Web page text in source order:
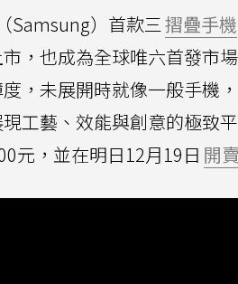
（Samsung）首款三摺疊手機
，也成為全球唯六首發市
，未展開時就像一般手機
工藝、效能與創意的極致
元，並在明日12月19日 開賣